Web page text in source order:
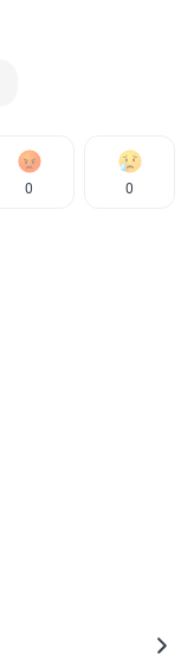
0 0